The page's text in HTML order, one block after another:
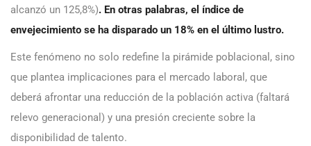
alcanzó un 125,8%). En otras palabras, el índice de
envejecimiento se ha disparado un 18% en el último lustro.
Este fenómeno no solo redefine la pirámide poblacional, sino
que plantea implicaciones para el mercado laboral, que
deberá afrontar una reducción de la población activa (faltará
relevo generacional) y una presión creciente sobre la
disponibilidad de talento.